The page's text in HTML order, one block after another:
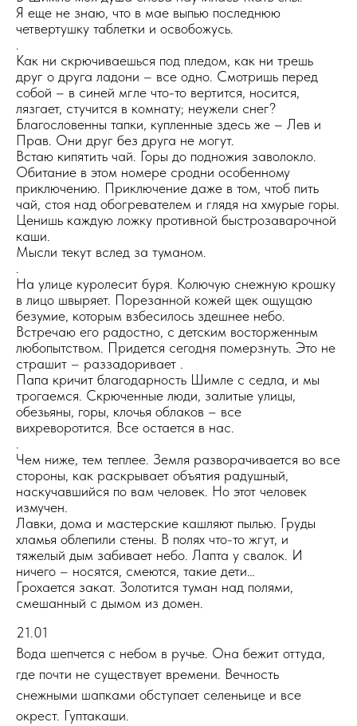
Я еще не знаю, что в мае выпью последнюю
четвертушку таблетки и освобожусь.
Как ни скрючиваешься под пледом, как ни трешь
друг о друга ладони – все одно. Смотришь перед
собой – в синей мгле что-то вертится, носится,
лязгает, стучится в комнату; неужели снег?
Благословенны тапки, купленные здесь же – Лев и
Прав. Они друг без друга не могут.
Встаю кипятить чай. Горы до подножия заволокло.
Обитание в этом номере сродни особенному
приключению. Приключение даже в том, чтоб пить
чай, стоя над обогревателем и глядя на хмурые горы.
Ценишь каждую ложку противной быстрозаварочной
каши.
Мысли текут вслед за туманом.
На улице куролесит буря. Колючую снежную крошку
в лицо швыряет. Порезанной кожей щек ощущаю
безумие, которым взбесилось здешнее небо.
Встречаю его радостно, с детским восторженным
любопытством. Придется сегодня померзнуть. Это не
страшит – раззадоривает .
Папа кричит благодарность Шимле с седла, и мы
трогаемся. Скрюченные люди, залитые улицы,
обезьяны, горы, клочья облаков – все
вихреворотится. Все остается в нас.
Чем ниже, тем теплее. Земля разворачивается во все
стороны, как раскрывает объятия радушный,
наскучавшийся по вам человек. Но этот человек
измучен.
Лавки, дома и мастерские кашляют пылью. Груды
хламья облепили стены. В полях что-то жгут, и
тяжелый дым забивает небо. Лапта у свалок. И
ничего – носятся, смеются, такие дети…
Грохается закат. Золотится туман над полями,
смешанный с дымом из домен.
21.01
Вода шепчется с небом в ручье. Она бежит оттуда,
где почти не существует времени. Вечность
снежными шапками обступает селеньице и все
окрест. Гуптакаши.